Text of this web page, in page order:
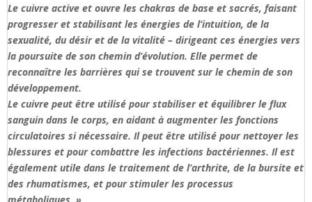
Le cuivre active et ouvre les chakras de base et sacrés, faisant
progresser et stabilisant les énergies de l’intuition, de la
sexualité, du désir et de la vitalité – dirigeant ces énergies vers
la poursuite de son chemin d’évolution. Elle permet de
reconnaître les barrières qui se trouvent sur le chemin de son
développement.
Le cuivre peut être utilisé pour stabiliser et équilibrer le flux
sanguin dans le corps, en aidant à augmenter les fonctions
circulatoires si nécessaire. Il peut être utilisé pour nettoyer les
blessures et pour combattre les infections bactériennes. Il est
également utile dans le traitement de l’arthrite, de la bursite et
des rhumatismes, et pour stimuler les processus